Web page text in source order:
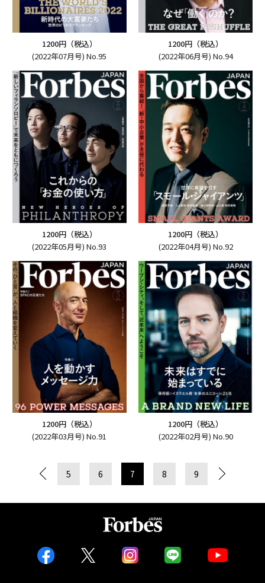
1200円（税込）
(2022年07月号) No.95
1200円（税込）
(2022年06月号) No.94
1200円（税込）
(2022年05月号) No.93
1200円（税込）
(2022年04月号) No.92
1200円（税込）
(2022年03月号) No.91
1200円（税込）
(2022年02月号) No.90
5 6 7 8 9